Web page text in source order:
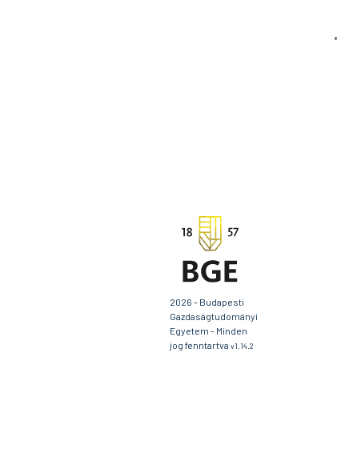
2026 - Budapesti
Gazdaságtudományi
Egyetem - Minden
jog fenntartva v1.14.2